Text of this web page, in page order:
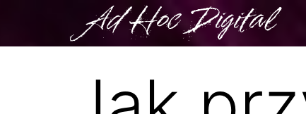
Ad Hoc Digital